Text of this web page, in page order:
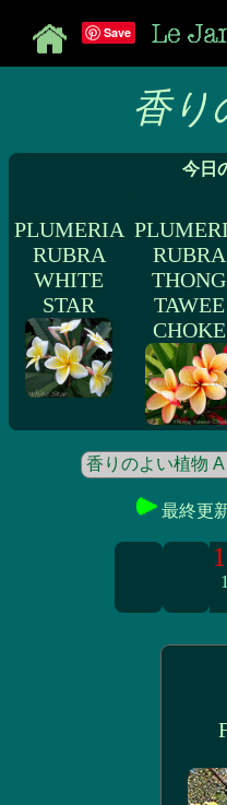
Save
香り
今日
PLUMERIA
RUBRA
WHITE
STAR
RUBRA
THONG
TAWEE
CHOKE
最終更
1